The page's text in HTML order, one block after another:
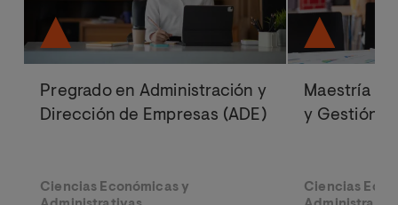
Pregrado en Administración y
Dirección de Empresas (ADE)
Ciencias Económicas y
Maestría
y Gestión
Ciencias